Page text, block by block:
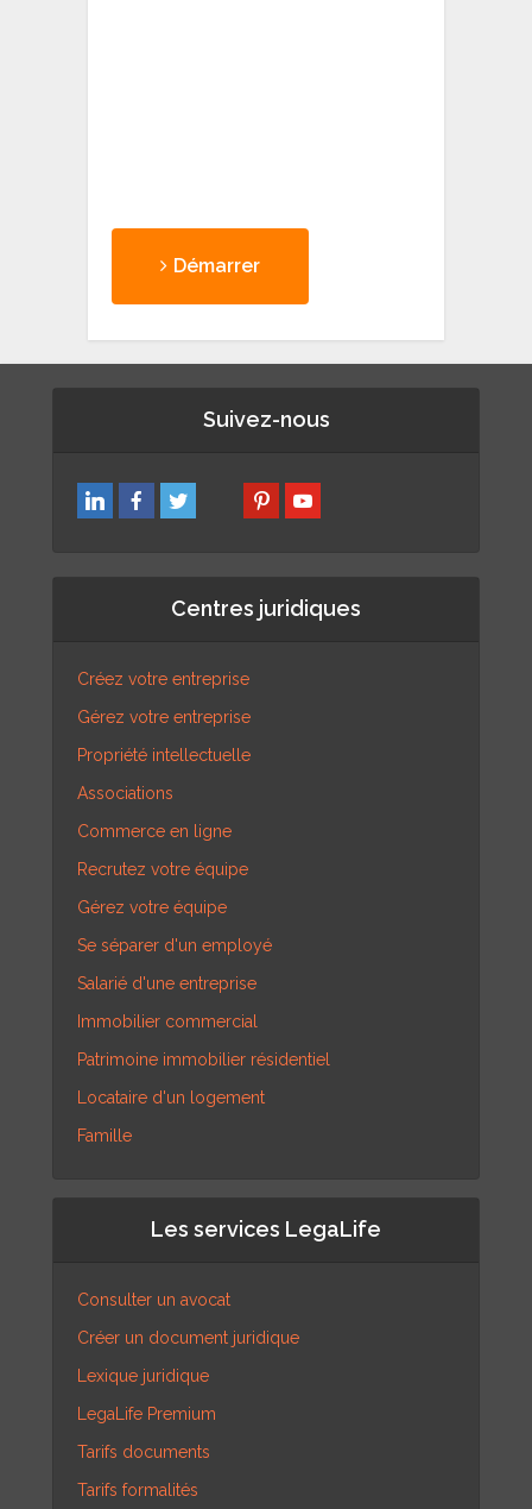
Démarrer
Suivez-nous
Centres juridiques
Créez votre entreprise
Gérez votre entreprise
Propriété intellectuelle
Associations
Commerce en ligne
Recrutez votre équipe
Gérez votre équipe
Se séparer d'un employé
Salarié d'une entreprise
Immobilier commercial
Patrimoine immobilier résidentiel
Locataire d'un logement
Famille
Les services LegaLife
Consulter un avocat
Créer un document juridique
Lexique juridique
LegaLife Premium
Tarifs documents
Tarifs formalités